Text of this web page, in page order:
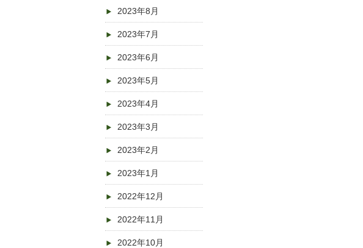
2023年8月
2023年7月
2023年6月
2023年5月
2023年4月
2023年3月
2023年2月
2023年1月
2022年12月
2022年11月
2022年10月